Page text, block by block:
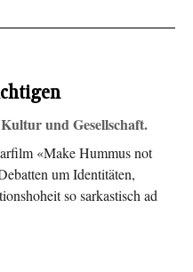
und Gesellschaft.
«Make Hummus not
um Identitäten,
so sarkastisch ad